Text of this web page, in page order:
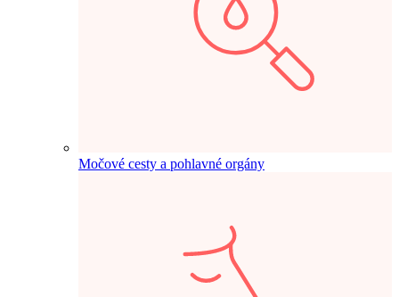
Močové cesty a pohlavné orgány